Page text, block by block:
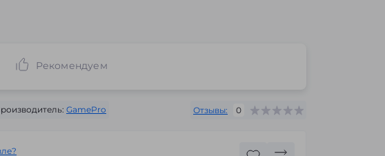
Рекомендуем
GamePro Отзывы: 0